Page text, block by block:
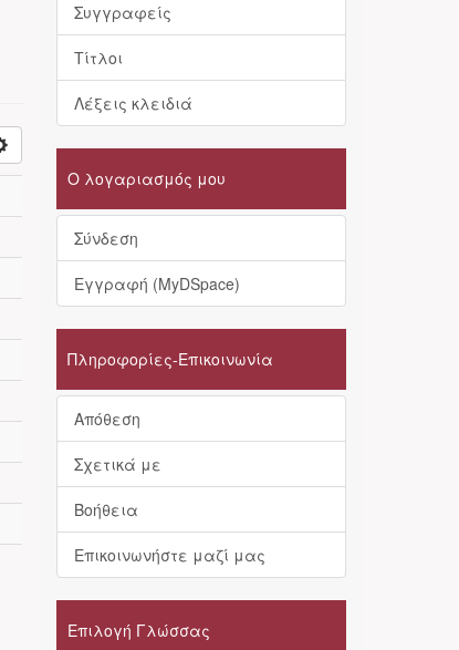
Συγγραφείς
Τίτλοι
Λέξεις κλειδιά
Ο λογαριασμός μου
Σύνδεση
Εγγραφή (MyDSpace)
Πληροφορίες-Επικοινωνία
Απόθεση
Σχετικά με
Βοήθεια
Επικοινωνήστε μαζί μας
Επιλογή Γλώσσας